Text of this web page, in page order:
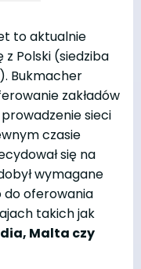
to aktualnie
Polski (siedziba
Bukmacher
zakładów
sieci
czasie
się na
wymagane
do oferowania
takich jak
Malta czy